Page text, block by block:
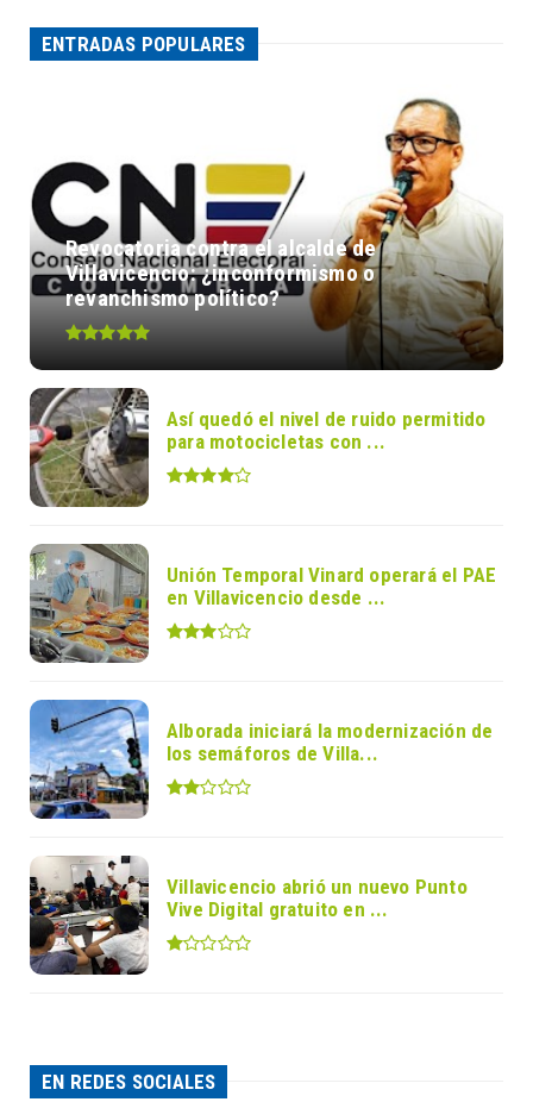
ENTRADAS POPULARES
Revocatoria contra el alcalde de
Villavicencio: ¿inconformismo o
revanchismo político?
Así quedó el nivel de ruido permitido
para motocicletas con ...
Unión Temporal Vinard operará el PAE
en Villavicencio desde ...
Alborada iniciará la modernización de
los semáforos de Villa...
Villavicencio abrió un nuevo Punto
Vive Digital gratuito en ...
EN REDES SOCIALES